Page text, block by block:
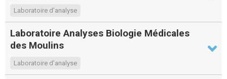
Laboratoire d'analyse
Laboratoire Analyses Biologie Médicales
des Moulins
Laboratoire d'analyse